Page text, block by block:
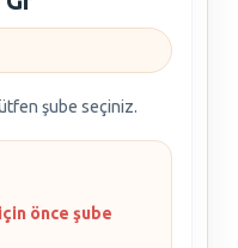
şube seçiniz.
önce şube